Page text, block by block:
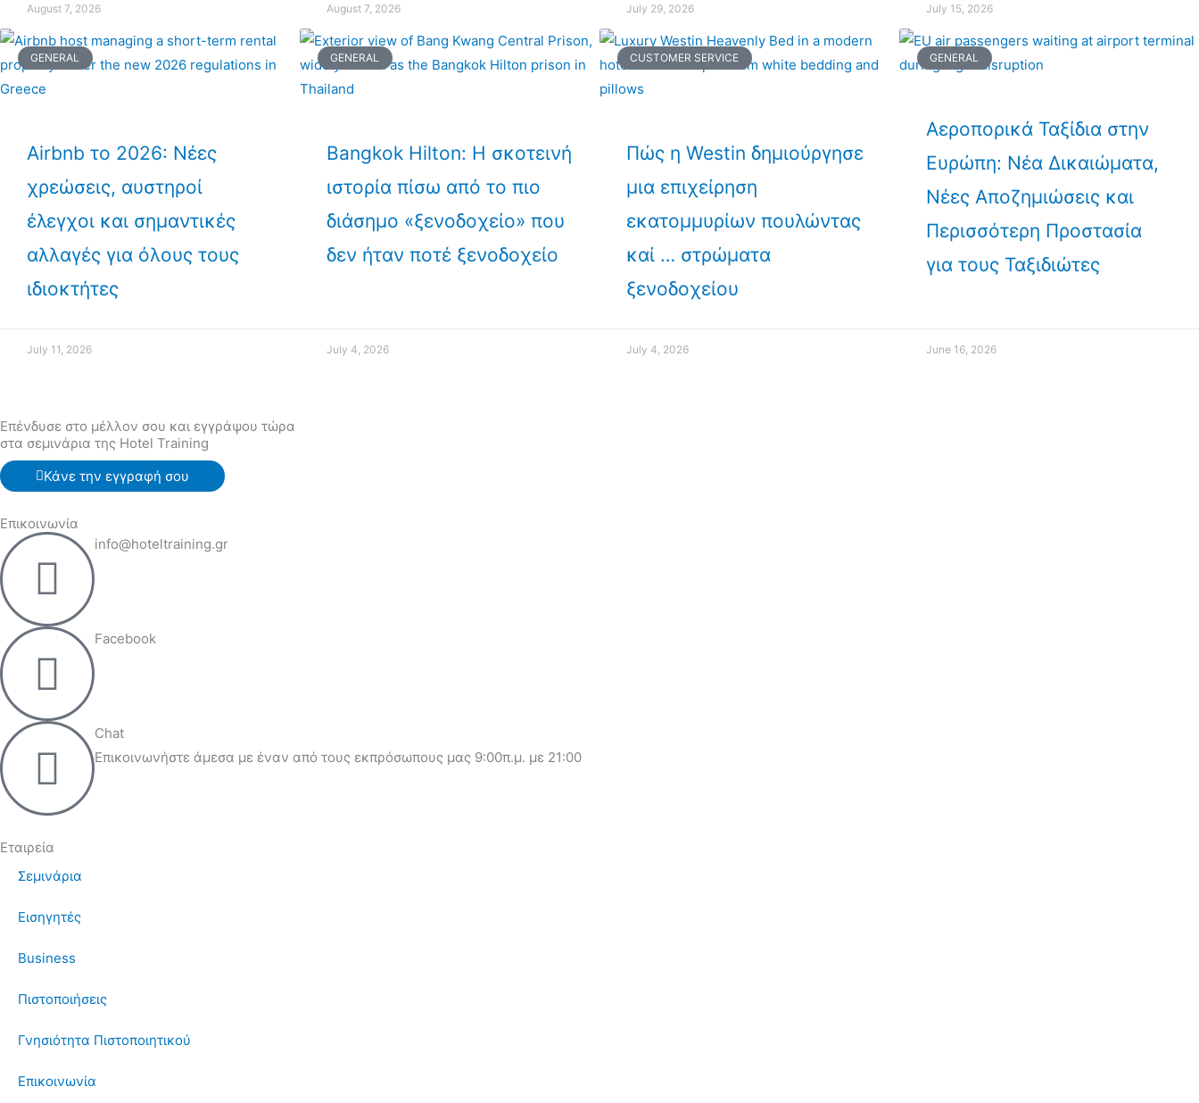
August 7, 2026 August 7, 2026 July 29, 2026 July 15, 2026
GENERAL
Airbnb το 2026: Νέες
χρεώσεις, αυστηροί
έλεγχοι και σημαντικές
αλλαγές για όλους τους
ιδιοκτήτες
July 11, 2026
GENERAL
Bangkok Hilton: Η σκοτεινή
ιστορία πίσω από το πιο
διάσημο «ξενοδοχείο» που
δεν ήταν ποτέ ξενοδοχείο
July 4, 2026
CUSTOMER SERVICE
Πώς η Westin δημιούργησε
μια επιχείρηση
εκατομμυρίων πουλώντας
καί … στρώματα
ξενοδοχείου
July 4, 2026
GENERAL
Αεροπορικά Ταξίδια στην
Ευρώπη: Νέα Δικαιώματα,
Νέες Αποζημιώσεις και
Περισσότερη Προστασία
για τους Ταξιδιώτες
June 16, 2026
Επένδυσε στο μέλλον σου και εγγράψου τώρα
στα σεμινάρια της Hotel Training
Κάνε την εγγραφή σου
Επικοινωνία
info@hoteltraining.gr
Facebook
Chat
Επικοινωνήστε άμεσα με έναν από τους εκπρόσωπους μας 9:00π.μ. με 21:00
Εταιρεία
Σεμινάρια
Εισηγητές
Business
Πιστοποιήσεις
Γνησιότητα Πιστοποιητικού
Επικοινωνία